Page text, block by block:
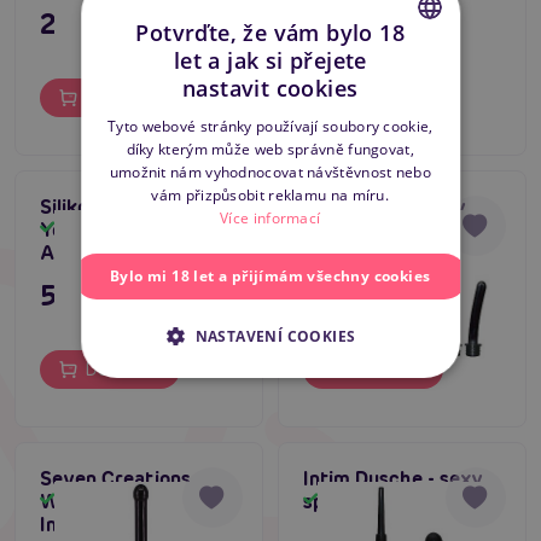
295 Kč 395 Kč
Do košíku
Silikonová sprcha
You2Toys Rear Splash
Anal Douche
595 Kč
Do košíku
Irigátor Bad Kitty
369 Kč
Seven Creations
Whirling Spray -
Intimní sprcha
Skladem
Intim Dusche - sexy
sprchaSkladem
ENGLISH
Potvrďte, že vám bylo 18
let a jak si přejete
nastavit cookies
Tyto webové stránky používají soubory cookie,
díky kterým může web správně fungovat,
umožnit nám vyhodnocovat návštěvnost nebo
vám přizpůsobit reklamu na míru.
Více informací
Bylo mi 18 let a přijímám všechny cookies
NASTAVENÍ COOKIES